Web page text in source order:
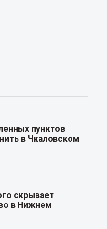
пунктов
в Чкаловском
скрывает
в Нижнем